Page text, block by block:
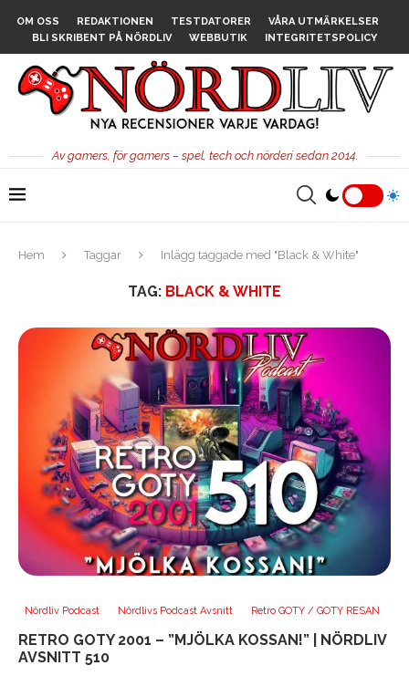
OM OSS REDAKTIONEN TESTDATORER
VÅRA UTMÄRKELSER
BLI SKRIBENT PÅ NÖRDLIV
WEBBUTIK INTEGRITETSPOLICY
Av gamers, för gamers – spel, tech och nörderi sedan 2014.
Hem Taggar Inlägg taggade med "Black & White"
TAG: BLACK & WHITE
Nördliv Podcast Nördlivs Podcast Avsnitt Retro GOTY / GOTY RESAN
RETRO GOTY 2001 – ”MJÖLKA KOSSAN!” | NÖRDLIV
AVSNITT 510